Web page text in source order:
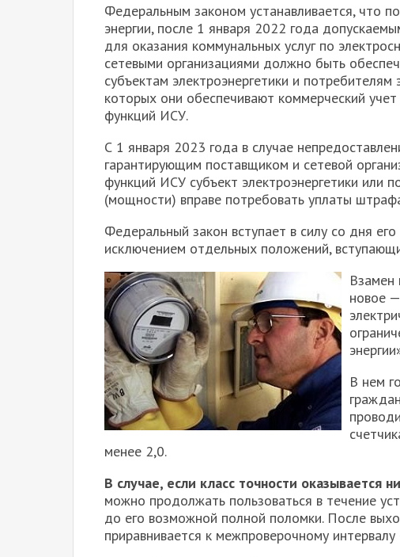
Федеральным законом устанавливается, что
энергии, после 1 января 2022 года
для оказания коммунальных услуг по
сетевыми организациями должно быть
субъектам электроэнергетики и
которых они обеспечивают коммерческий
функций ИСУ.
С 1 января 2023 года в случае
гарантирующим поставщиком и сетевой
функций ИСУ субъект электроэнергетики или
(мощности) вправе потребовать уплаты
Федеральный закон вступает в силу со дня
исключением отдельных положений,
новое
В нем
менее 2,0.
В случае, если класс точности оказывается
можно продолжать пользоваться в течение
до его возможной полной поломки. После
приравнивается к межпроверочному